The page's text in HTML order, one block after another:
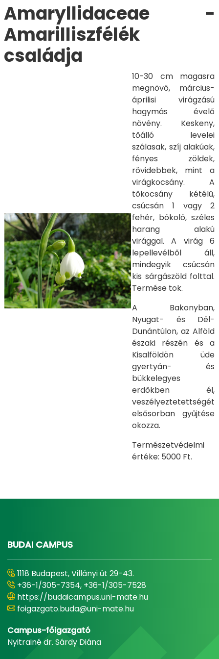
Amaryllidaceae -
Amarilliszfélék
családja
10-30 cm magasra
megnövő, március-
áprilisi virágzású
hagymás évelő
növény. Keskeny,
tőálló levelei
szálasak, szíj alakúak,
fényes zöldek,
rövidebbek, mint a
virágkocsány. A
tőkocsány kétélű,
csúcsán 1 vagy 2
fehér, bókoló, széles
harang alakú
virággal. A virág 6
lepellevélből áll,
mindegyik csúcsán
kis sárgászöld folttal.
Termése tok.
A Bakonyban,
Nyugat- és Dél-
Dunántúlon, az Alföld
északi részén és a
Kisalföldön üde
gyertyán- és
bükkelegyes
erdőkben él,
veszélyeztetettségét
elsősorban gyűjtése
okozza.
Természetvédelmi
értéke: 5000 Ft.
BUDAI CAMPUS
1118 Budapest, Villányi út 29-43.
+36-1/305-7354, +36-1/305-7528
https://budaicampus.uni-mate.hu
foigazgato.buda@uni-mate.hu
Campus-főigazgató
Nyitrainé dr. Sárdy Diána